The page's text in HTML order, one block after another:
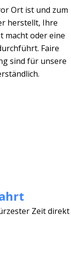
Ort ist und zum
herstellt, Ihre
macht oder eine
Faire
sind für unsere
Zeit direkt